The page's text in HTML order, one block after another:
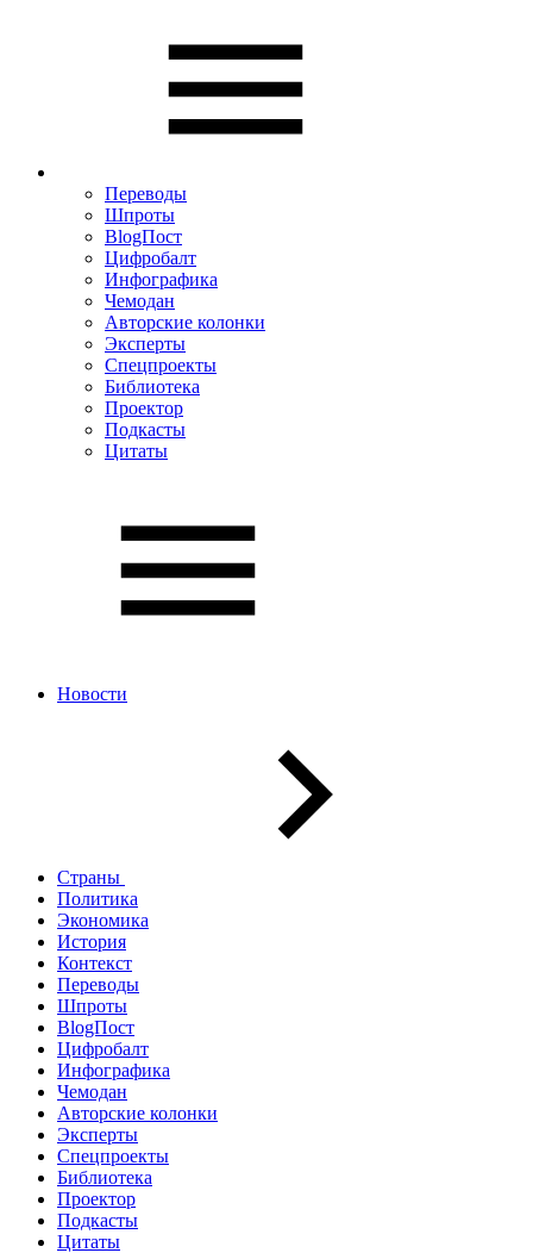
Переводы
Шпроты
BlogПост
Цифробалт
Инфографика
Чемодан
Авторские колонки
Эксперты
Спецпроекты
Библиотека
Проектор
Подкасты
Цитаты
Новости
Страны
Политика
Экономика
История
Контекст
Переводы
Шпроты
BlogПост
Цифробалт
Инфографика
Чемодан
Авторские колонки
Эксперты
Спецпроекты
Библиотека
Проектор
Подкасты
Цитаты